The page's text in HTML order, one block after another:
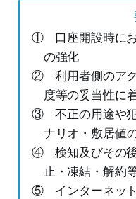
① 口座開設時にお
の強化
② 利用者側のアク
度等の妥当性に
③ 不正の用途や犯
ナリオ・敷居値
④ 検知及びその後
止・凍結・解約
⑤ インターネット